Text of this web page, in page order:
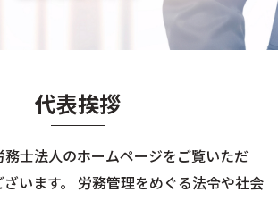
代表挨拶
士法人のホームページをご覧いただ
ざいます。 労務管理をめぐる法令や社会